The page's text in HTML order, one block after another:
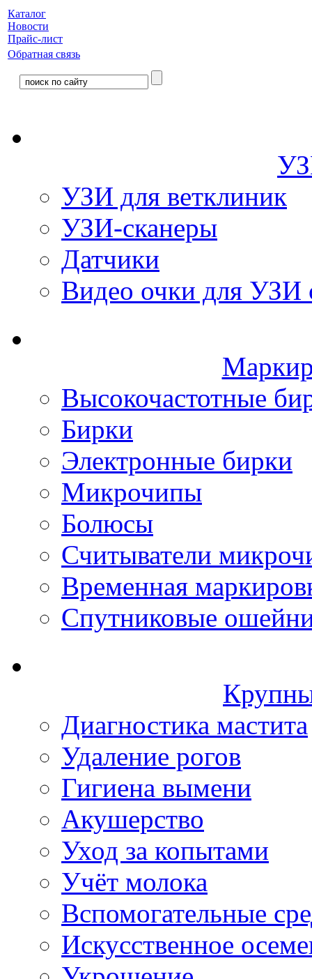
Каталог
Новости
Прайс-лист
Обратная связь
УЗИ для ветклиник
УЗИ-сканеры
Датчики
Видео очки для УЗИ
Высокочастотные
Бирки
Электронные бирки
Микрочипы
Болюсы
Считыватели
Временная
Спутниковые
Диагностика мастита
Удаление рогов
Гигиена вымени
Акушерство
Уход за копытами
Учёт молока
Вспомогательные
Искусственное